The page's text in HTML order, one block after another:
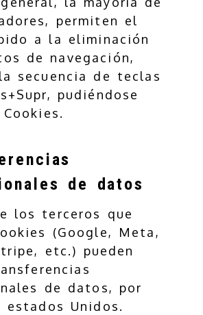
permiten el
a la eliminación
de navegación,
secuencia de teclas
pudiéndose
de datos
los terceros que
(Google, Meta,
etc.) pueden
de datos, por
estados Unidos.